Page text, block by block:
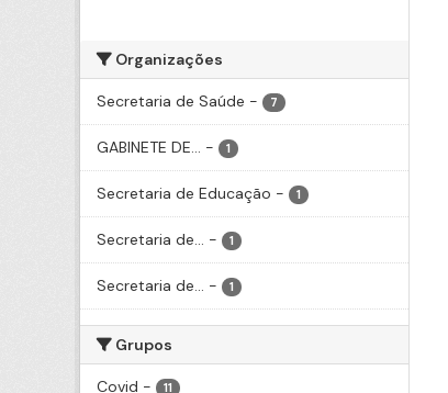
Organizações
Secretaria de Saúde - 7
GABINETE DE... - 1
Secretaria de Educação - 1
Secretaria de... - 1
Secretaria de... - 1
Grupos
Covid - 11